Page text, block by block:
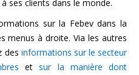
ses clients dans le monde.
sur la Febev dans la
menus à droite. Via les autres
des informations sur le secteur
etsur la manière dont